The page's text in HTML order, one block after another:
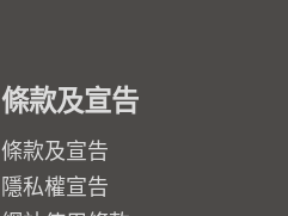
條款及宣告
條款及宣告
隱私權宣告